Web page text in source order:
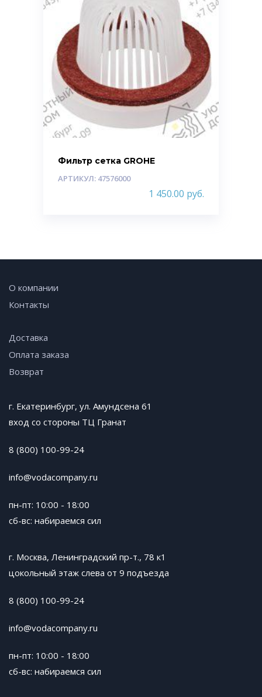
Фильтр сетка GROHE
АРТИКУЛ: 47576000
1 450.00 руб.
О компании
Контакты
Доставка
Оплата заказа
Возврат
г. Екатеринбург, ул. Амундсена 61
вход со стороны ТЦ Гранат
8 (800) 100-99-24
info@vodacompany.ru
пн-пт: 10:00 - 18:00
сб-вс: набираемся сил
г. Москва, Ленинградский пр-т., 78 к1
цокольный этаж слева от 9 подъезда
8 (800) 100-99-24
info@vodacompany.ru
пн-пт: 10:00 - 18:00
сб-вс: набираемся сил